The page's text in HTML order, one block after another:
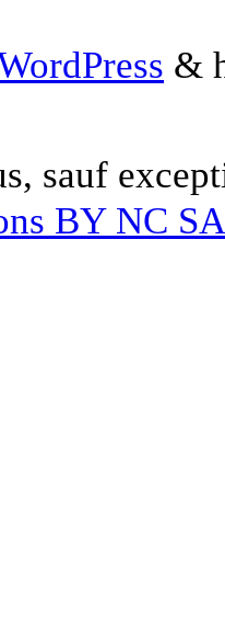
&
sauf
BY NC SA